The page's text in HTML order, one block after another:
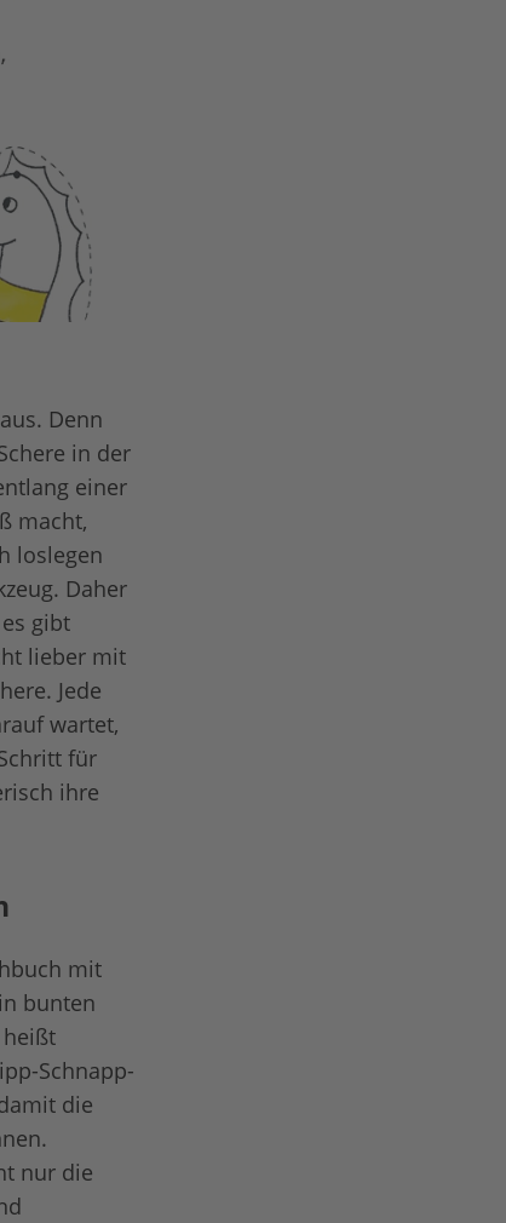
Denn
in der
einer
macht,
loslegen
Daher
gibt
lieber mit
Jede
wartet,
für
ihre
mit
bunten
Schnapp-
die
nur die